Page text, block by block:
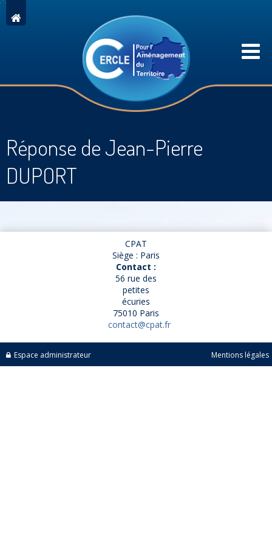
Réponse de Jean-Pierre
DUPORT
CPAT
Siège : Paris
Contact :
56 rue des
petites
écuries
75010 Paris
contact@cpat.fr
Espace administrateur Mentions légales